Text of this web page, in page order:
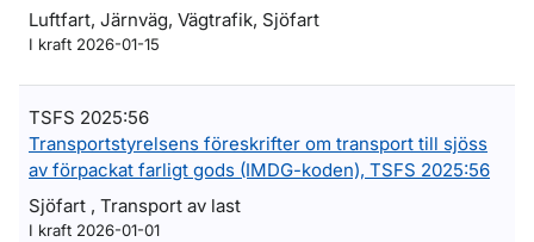
Luftfart, Järnväg, Vägtrafik, Sjöfart
I kraft 2026-01-15
TSFS 2025:56
Transportstyrelsens föreskrifter om transport till sjöss
av förpackat farligt gods (IMDG-koden), TSFS 2025:56
Sjöfart , Transport av last
I kraft 2026-01-01